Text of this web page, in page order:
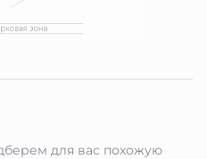
для вас похожую